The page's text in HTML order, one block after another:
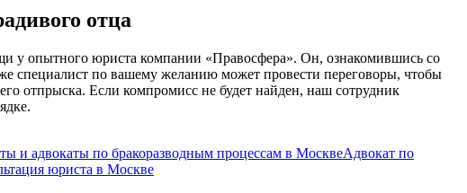
отца
у опытного юриста компании «Правосфера». Он, ознакомившись со
специалист по вашему желанию может провести переговоры, чтобы
отпрыска. Если компромисс не будет найден, наш сотрудник
и адвокаты по бракоразводным процессам в МосквеАдвокат по
юриста в Москве